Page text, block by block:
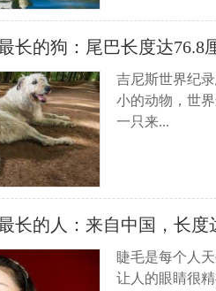
长的狗：尾巴长度达76.8
吉尼斯世界纪
小的动物，世
一只来...
长的人：来自中国，长度
睫毛是每个人
让人的眼睛很